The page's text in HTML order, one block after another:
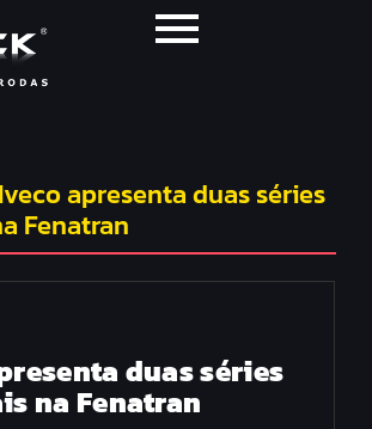
Iveco apresenta duas séries
Fenatran
duas séries
na Fenatran